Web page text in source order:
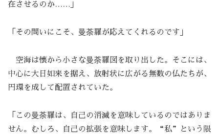
在させるのか……」
「その問いにこそ、曼荼羅が応えてくれるのです」
空海は懐から小さな曼荼羅図を取り出した。そこには、
中心に大日如来を据え、放射状に広がる無数の仏たちが、
円環を成して配置されていた。
「この曼荼羅は、自己の消滅を意味しているのではありま
せん。むしろ、自己の拡張を意味します。“私”という限